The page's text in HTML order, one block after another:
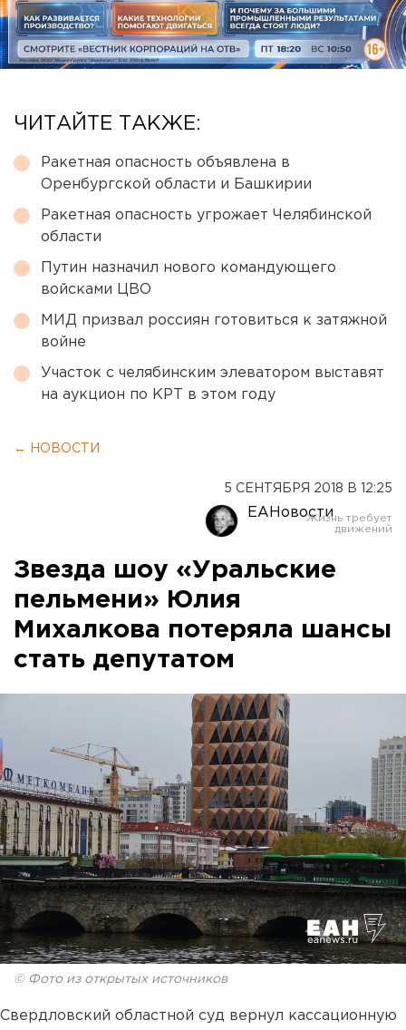
ЧИТАЙТЕ ТАКЖЕ:
Ракетная опасность объявлена в
Оренбургской области и Башкирии
Ракетная опасность угрожает Челябинской
области
Путин назначил нового командующего
войсками ЦВО
МИД призвал россиян готовиться к затяжной
войне
Участок с челябинским элеватором выставят
на аукцион по КРТ в этом году
← НОВОСТИ
5 СЕНТЯБРЯ 2018 В 12:25
ЕАНовости
Звезда шоу «Уральские
пельмени» Юлия
Михалкова потеряла шансы
стать депутатом
© Фото из открытых источников
Свердловский областной суд вернул кассационную